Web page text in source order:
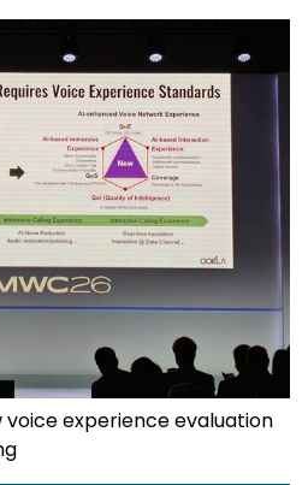
experience evaluation